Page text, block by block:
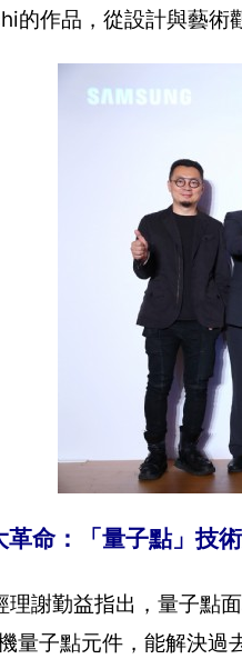
作品，從設計與藝術
命：「量子點」技
理謝勤益指出，量子點
量子點元件，能解決過